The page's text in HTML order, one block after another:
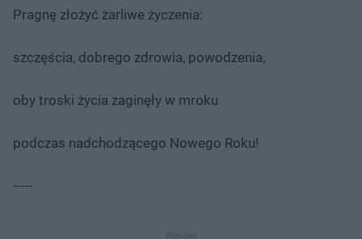
Pragnę złożyć żarliwe życzenia:
szczęścia, dobrego zdrowia, powodzenia,
oby troski życia zaginęły w mroku
podczas nadchodzącego Nowego Roku!
-----